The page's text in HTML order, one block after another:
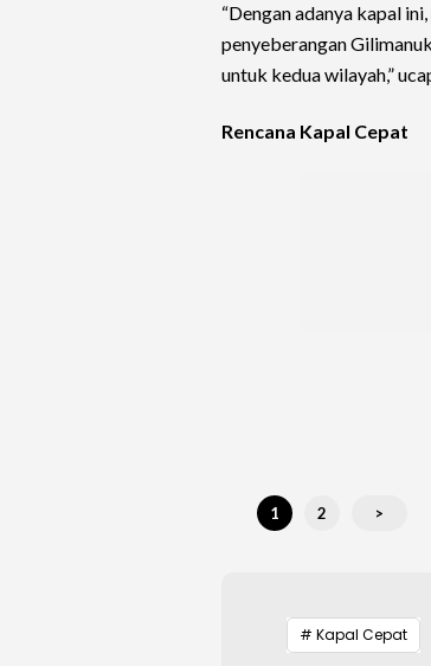
“Dengan adanya kapal
penyeberangan
untuk kedua wilayah,”
Rencana Kapal Cepat
1 2 >
# Kapal Cepat